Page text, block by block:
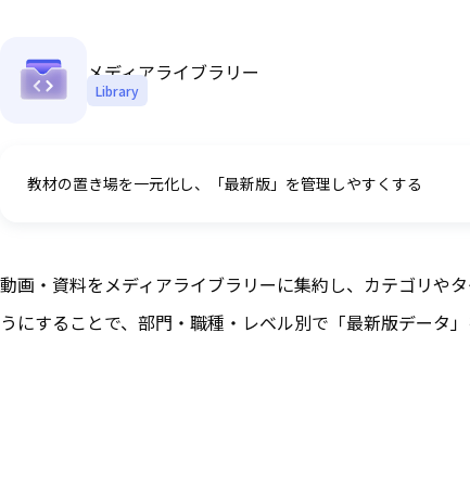
メディアライブラリー
Library
教材の置き場を一元化し、「最新版」を管理しやすくする
動画・資料をメディアライブラリーに集約し、カテゴリや
うにすることで、部門・職種・レベル別で「最新版データ」